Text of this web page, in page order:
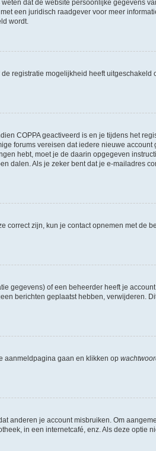
dat de website persoonlijke gegevens
een juridisch raadgever voor meer
wordt.
registratie mogelijkheid heeft uitgeschakeld
COPPA geactiveerd is en je tijdens het
forums vereisen dat iedere nieuwe
hebt, moet je de daarin opgegeven
dalen. Als je zeker bent dat je e-mailadres
zijn, kun je contact opnemen met de
gegevens) of een beheerder heeft je
berichten geplaatst hebben, verwijderen.
aanmeldpagina gaan en klikken op
anderen je account misbruiken. Om
in een internetcafé, enz. Als deze optie